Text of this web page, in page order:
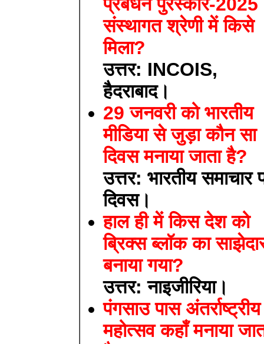
प्रबंधन पुरस्कार-2025
संस्थागत श्रेणी में किसे
मिला?
उत्तर: INCOIS,
हैदराबाद।
29 जनवरी को भारतीय
मीडिया से जुड़ा कौन सा
दिवस मनाया जाता है?
उत्तर: भारतीय समाचार
दिवस।
हाल ही में किस देश को
ब्रिक्स ब्लॉक का
बनाया गया?
उत्तर: नाइजीरिया।
पंगसाउ पास अंतर्राष्ट्रीय
महोत्सव कहाँ मनाया